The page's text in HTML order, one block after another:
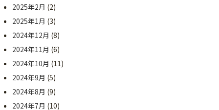
2025年2月 (2)
2025年1月 (3)
2024年12月 (8)
2024年11月 (6)
2024年10月 (11)
2024年9月 (5)
2024年8月 (9)
2024年7月 (10)